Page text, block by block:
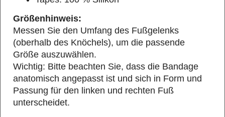
Größenhinweis:
Messen Sie den Umfang des Fußgelenks
(oberhalb des Knöchels), um die passende
Größe auszuwählen.
Wichtig: Bitte beachten Sie, dass die Bandage
anatomisch angepasst ist und sich in Form und
Passung für den linken und rechten Fuß
unterscheidet.